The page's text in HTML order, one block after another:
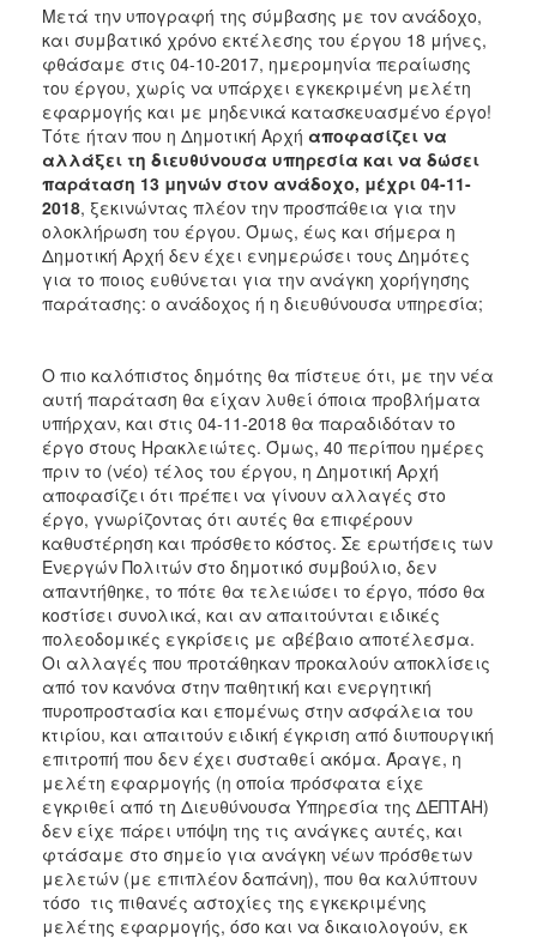
Μετά την υπογραφή της σύμβασης με τον ανάδοχο,
και συμβατικό χρόνο εκτέλεσης του έργου 18 μήνες,
φθάσαμε στις 04-10-2017, ημερομηνία περαίωσης
του έργου, χωρίς να υπάρχει εγκεκριμένη μελέτη
εφαρμογής και με μηδενικά κατασκευασμένο έργο!
Τότε ήταν που η Δημοτική Αρχή αποφασίζει να
αλλάξει τη διευθύνουσα υπηρεσία και να δώσει
παράταση 13 μηνών στον ανάδοχο, μέχρι 04-11-
2018, ξεκινώντας πλέον την προσπάθεια για την
ολοκλήρωση του έργου. Όμως, έως και σήμερα η
Δημοτική Αρχή δεν έχει ενημερώσει τους Δημότες
για το ποιος ευθύνεται για την ανάγκη χορήγησης
παράτασης: ο ανάδοχος ή η διευθύνουσα υπηρεσία;
Ο πιο καλόπιστος δημότης θα πίστευε ότι, με την νέα
αυτή παράταση θα είχαν λυθεί όποια προβλήματα
υπήρχαν, και στις 04-11-2018 θα παραδιδόταν το
έργο στους Ηρακλειώτες. Όμως, 40 περίπου ημέρες
πριν το (νέο) τέλος του έργου, η Δημοτική Αρχή
αποφασίζει ότι πρέπει να γίνουν αλλαγές στο
έργο, γνωρίζοντας ότι αυτές θα επιφέρουν
καθυστέρηση και πρόσθετο κόστος. Σε ερωτήσεις των
Ενεργών Πολιτών στο δημοτικό συμβούλιο, δεν
απαντήθηκε, το πότε θα τελειώσει το έργο, πόσο θα
κοστίσει συνολικά, και αν απαιτούνται ειδικές
πολεοδομικές εγκρίσεις με αβέβαιο αποτέλεσμα.
Οι αλλαγές που προτάθηκαν προκαλούν αποκλίσεις
από τον κανόνα στην παθητική και ενεργητική
πυροπροστασία και επομένως στην ασφάλεια του
κτιρίου, και απαιτούν ειδική έγκριση από διυπουργική
επιτροπή που δεν έχει συσταθεί ακόμα. Άραγε, η
μελέτη εφαρμογής (η οποία πρόσφατα είχε
εγκριθεί από τη Διευθύνουσα Υπηρεσία της ΔΕΠΤΑΗ)
δεν είχε πάρει υπόψη της τις ανάγκες αυτές, και
φτάσαμε στο σημείο για ανάγκη νέων πρόσθετων
μελετών (με επιπλέον δαπάνη), που θα καλύπτουν
τόσο τις πιθανές αστοχίες της εγκεκριμένης
μελέτης εφαρμογής, όσο και να δικαιολογούν, εκ